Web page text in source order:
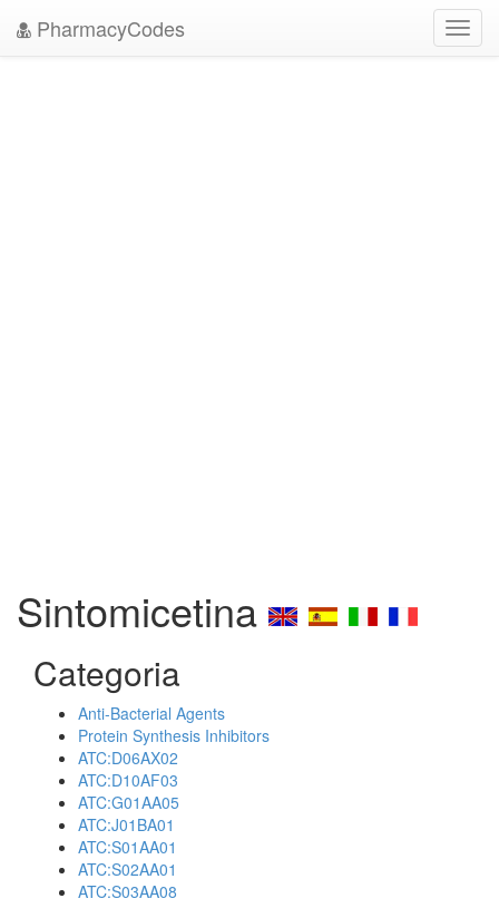
PharmacyCodes
Sintomicetina
Categoria
Anti-Bacterial Agents
Protein Synthesis Inhibitors
ATC:D06AX02
ATC:D10AF03
ATC:G01AA05
ATC:J01BA01
ATC:S01AA01
ATC:S02AA01
ATC:S03AA08